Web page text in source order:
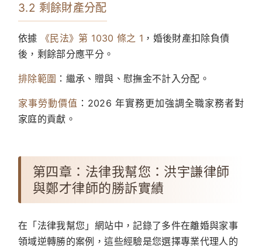
3.2 剩餘財產分配
依據 《民法》第 1030 條之 1 ，婚後財產扣除負債
後，剩餘部分應平分。
排除範圍 ：繼承、贈與、慰撫金不計入分配。
家事勞動價值 ：2026 年實務更加強調全職家務者對
家庭的貢獻。
第四章：法律我幫您：洪宇謙律師
與鄭才律師的勝訴實績
在「法律我幫您」網站中，記錄了多件在離婚與家事
領域逆轉勝的案例，這些經驗是您選擇專業代理人的